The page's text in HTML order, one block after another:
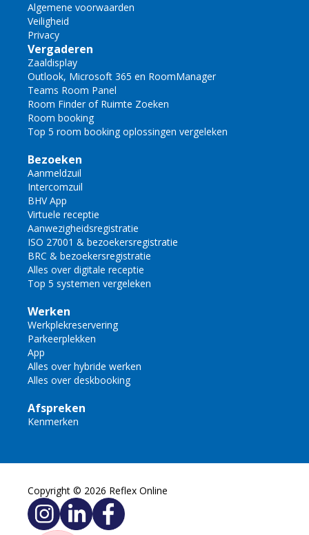
Algemene voorwaarden
Veiligheid
Privacy
Vergaderen
Zaaldisplay
Outlook, Microsoft 365 en RoomManager
Teams Room Panel
Room Finder of Ruimte Zoeken
Room booking
Top 5 room booking oplossingen vergeleken
Bezoeken
Aanmeldzuil
Intercomzuil
BHV App
Virtuele receptie
Aanwezigheidsregistratie
ISO 27001 & bezoekersregistratie
BRC & bezoekersregistratie
Alles over digitale receptie
Top 5 systemen vergeleken
Werken
Werkplekreservering
Parkeerplekken
App
Alles over hybride werken
Alles over deskbooking
Afspreken
Kenmerken
Copyright © 2026 Reflex Online